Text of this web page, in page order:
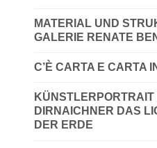
MATERIAL UND
GALERIE RENATE
C’È CARTA E CARTA
DIRNAICHNER DAS
DER ERDE